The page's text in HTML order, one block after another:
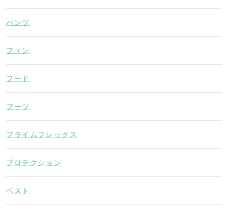
パンツ
フィン
フード
ブーツ
プライムフレックス
プロテクション
ベスト